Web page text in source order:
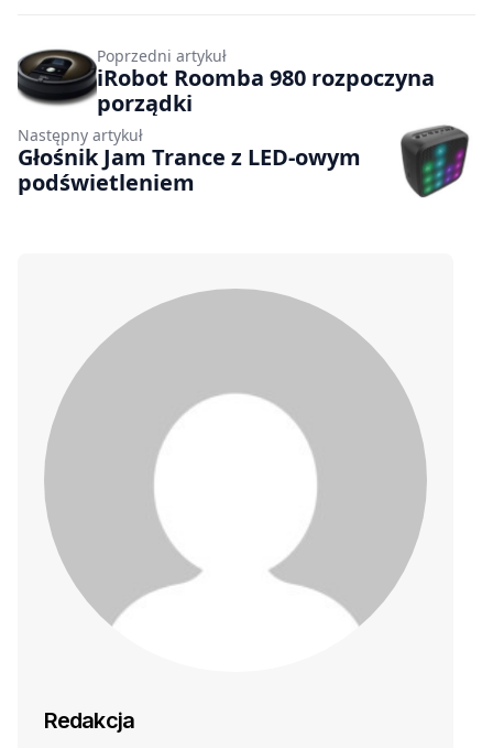
Poprzedni artykuł
iRobot Roomba 980 rozpoczyna
porządki
Następny artykuł
Głośnik Jam Trance z LED-owym
podświetleniem
Redakcja